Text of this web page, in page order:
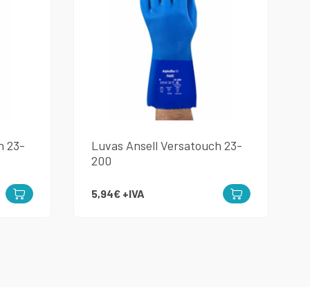
23-
Luvas Ansell Versatouch 23-
200
5,94€ +IVA